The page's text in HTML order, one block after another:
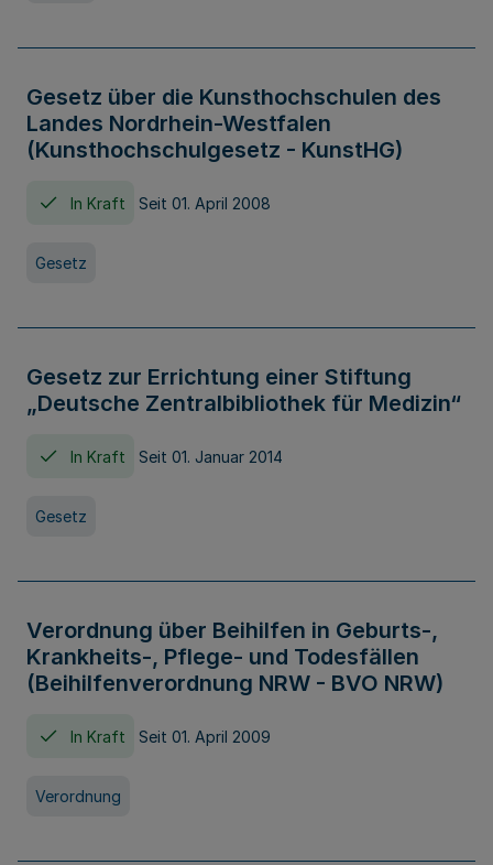
Gesetz über die Kunsthochschulen des
Landes Nordrhein-Westfalen
(Kunsthochschulgesetz - KunstHG)
In Kraft Seit 01. April 2008
Gesetz
Gesetz zur Errichtung einer Stiftung
„Deutsche Zentralbibliothek für Medizin“
In Kraft Seit 01. Januar 2014
Gesetz
Verordnung über Beihilfen in Geburts-,
Krankheits-, Pflege- und Todesfällen
(Beihilfenverordnung NRW - BVO NRW)
In Kraft Seit 01. April 2009
Verordnung